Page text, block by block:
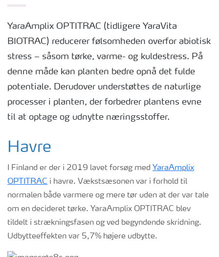
YaraAmplix OPTITRAC (tidligere YaraVita
BIOTRAC) reducerer følsomheden overfor abiotisk
stress – såsom tørke, varme- og kuldestress. På
denne måde kan planten bedre opnå det fulde
potentiale. Derudover understøttes de naturlige
processer i planten, der forbedrer plantens evne
til at optage og udnytte næringsstoffer.
Havre
I Finland er der i 2019 lavet forsøg med YaraAmplix
OPTITRAC i havre. Vækstsæsonen var i forhold til
normalen både varmere og mere tør uden at der var tale
om en decideret tørke. YaraAmplix OPTITRAC blev
tildelt i strækningsfasen og ved begyndende skridning.
Udbytteeffekten var 5,7% højere udbytte.